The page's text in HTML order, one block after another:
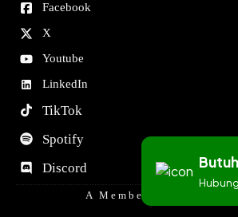
Facebook
X
Youtube
LinkedIn
TikTok
Spotify
Discord
A Member Of DORAN